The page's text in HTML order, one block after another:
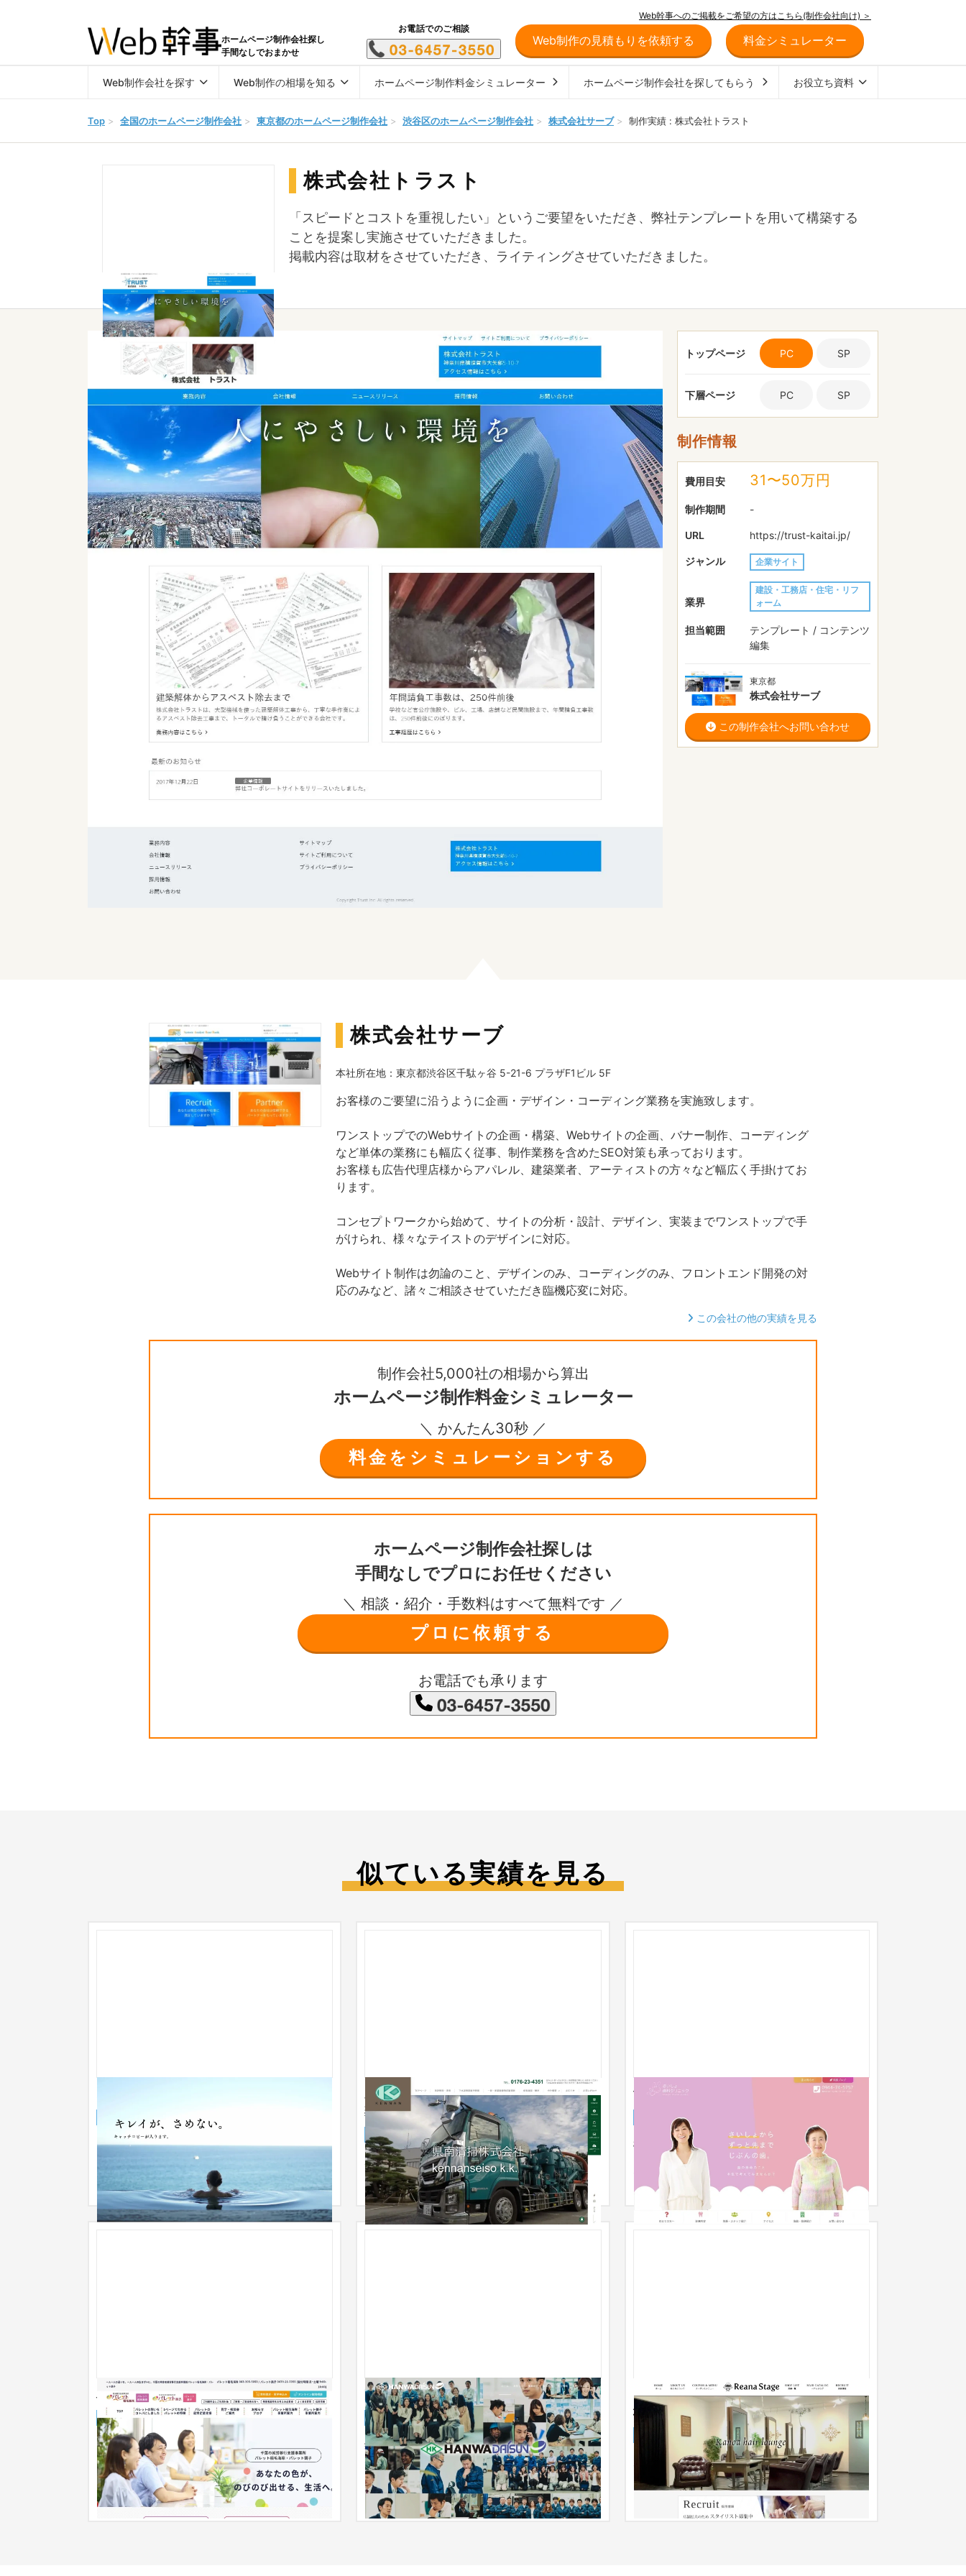
ホームページ制作会社探し
手間なしでおまかせ
Web幹事へのご掲載をご希望の方はこちら(制作会社向け) ＞
お電話でのご相談
Web制作の見積もりを依頼する 料金シミュレーター
Web制作会社を探す Web制作の相場を知る ホームページ制作料金シミュレーター ホームページ制作会社を探してもらう お役立ち資料
Top > 全国のホームページ制作会社 > 東京都のホームページ制作会社 > 渋谷区のホームページ制作会社 > 株式会社サーブ > 制作実績 : 株式会社トラスト
株式会社トラスト
「スピードとコストを重視したい」というご要望をいただき、弊社テンプレートを用いて構築する
ことを提案し実施させていただきました。
掲載内容は取材をさせていただき、ライティングさせていただきました。
トップページ PC SP
下層ページ PC SP
制作情報
費用目安 31〜50万円
制作期間 -
URL https://trust-kaitai.jp/
ジャンル 企業サイト
業界
建設・工務店・住宅・リフ
ォーム
担当範囲
テンプレート / コンテンツ
編集
東京都
株式会社サーブ
この制作会社へお問い合わせ
株式会社サーブ
本社所在地：東京都渋谷区千駄ヶ谷 5-21-6 プラザF1ビル 5F
お客様のご要望に沿うように企画・デザイン・コーディング業務を実施致します。
ワンストップでのWebサイトの企画・構築、Webサイトの企画、バナー制作、コーディング
など単体の業務にも幅広く従事、制作業務を含めたSEO対策も承っております。
お客様も広告代理店様からアパレル、建築業者、アーティストの方々など幅広く手掛けてお
ります。
コンセプトワークから始めて、サイトの分析・設計、デザイン、実装までワンストップで手
がけられ、様々なテイストのデザインに対応。
Webサイト制作は勿論のこと、デザインのみ、コーディングのみ、フロントエンド開発の対
応のみなど、諸々ご相談させていただき臨機応変に対応。
この会社の他の実績を見る
制作会社5,000社の相場から算出
ホームページ制作料金シミュレーター
＼ かんたん30秒 ／
料金をシミュレーションする
ホームページ制作会社探しは
手間なしでプロにお任せください
＼ 相談・紹介・手数料はすべて無料です ／
プロに依頼する
お電話でも承ります
似ている実績を見る
企業サイト 美容室・サロン
県南清掃株式会社公式サイト｜青森県の廃
棄物処理・下水道管路・各種更生工事
企業サイト 工業・インフラ・物流
ホームページの公開と運用がサブスクリプションで
月額9,790円（税込）からご利用いただけます。
歯医者・歯科ホームページ制作
企業サイト
柳川にあるさいしょ歯科クリニック様のホームペー
ジ制作を担当いたしました。 女性をターゲットとし
た大幅なデザインリニューア...
パレット稲毛海岸・銚子
企業サイト 人材
阪和ダイサン株式会社
企業サイト 工業・インフラ・物流 101〜150万円
鉄鋼材料の流通・物流を全国展開する会社様のホー
ムページを制作させていただきました。ファースト
ビューの動画制作から対応させ...
【公式】レアナステージ｜大阪市都島区・
城東区の美容室・美容院・ヘアサロン
美容室・サロン 51〜100万円
大阪で2店舗の美容室を経営するレアナステージさ
まのホームページを制作しました。 レアナステージ
さまからは美容室らしいWebデ...